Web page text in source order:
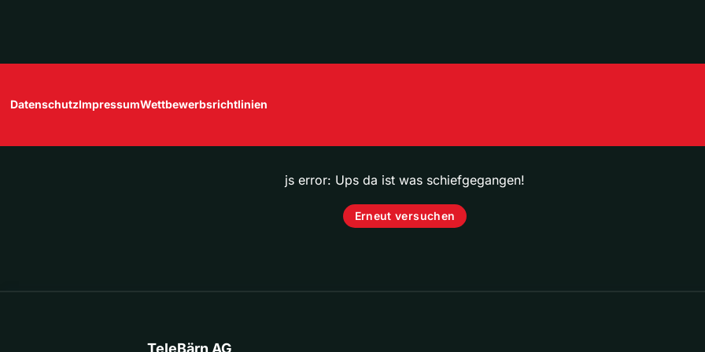
DatenschutzImpressumWettbewerbsrichtlinien
js error: Ups da ist was schiefgegangen!
Erneut versuchen